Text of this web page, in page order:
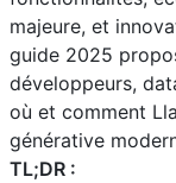
majeure, et
guide 2025
développeurs,
où et comment
générative
TL;DR :